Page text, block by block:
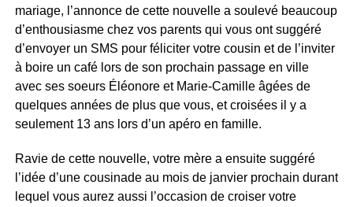
mariage, l’annonce de cette nouvelle a soulevé beaucoup
d’enthousiasme chez vos parents qui vous ont suggéré
d’envoyer un SMS pour féliciter votre cousin et de l’inviter
à boire un café lors de son prochain passage en ville
avec ses soeurs Éléonore et Marie-Camille âgées de
quelques années de plus que vous, et croisées il y a
seulement 13 ans lors d’un apéro en famille.
Ravie de cette nouvelle, votre mère a ensuite suggéré
l’idée d’une cousinade au mois de janvier prochain durant
lequel vous aurez aussi l’occasion de croiser votre